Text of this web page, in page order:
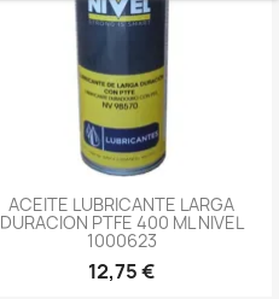
-->
ACEITE LUBRICANTE LARGA
DURACION PTFE 400 ML NIVEL
1000623
12,75 €